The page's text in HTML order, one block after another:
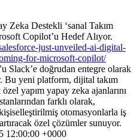
Zeka Destekli ‘sanal Takım
Copilot’u Hedef Alıyor.
just-unveiled-ai-digital-
for-microsoft-copilot/
Slack’e doğrudan entegre olarak
Bu yeni platform, dijital takım
yapım yapay zeka ajanlarını
farklı olarak,
otomasyonlarla iş
özel çözümler sunuyor.
12:00:00 +0000